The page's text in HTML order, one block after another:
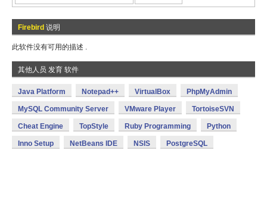
Firebird 说明
此软件没有可用的描述 .
其他人员 发育 软件
Java Platform Notepad++ VirtualBox PhpMyAdmin
MySQL Community Server VMware Player TortoiseSVN
Cheat Engine TopStyle Ruby Programming Python
Inno Setup NetBeans IDE NSIS PostgreSQL